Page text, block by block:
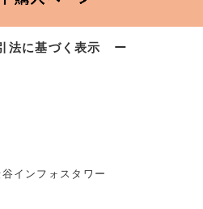
法に基づく表示 ー
インフォスタワー